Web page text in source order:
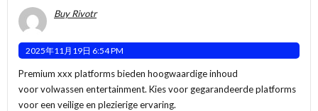
Buy Rivotr
2025年11月19日 6:54 PM
Premium xxx platforms bieden hoogwaardige inhoud
voor volwassen entertainment. Kies voor gegarandeerde platforms
voor een veilige en plezierige ervaring.